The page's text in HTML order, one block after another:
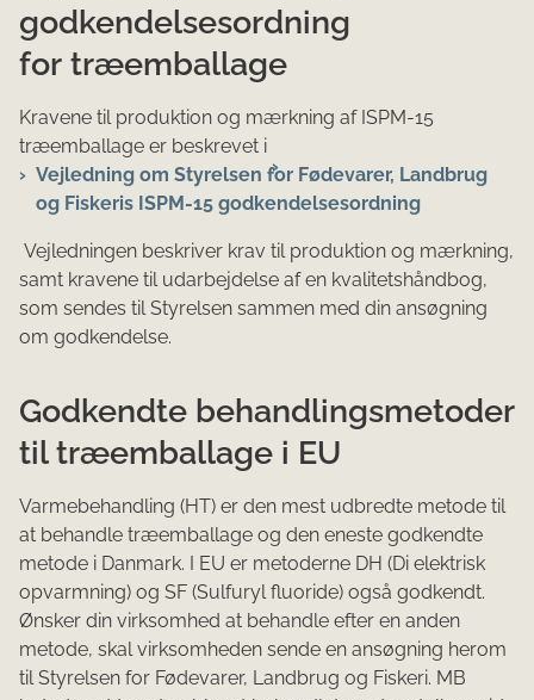
godkendelsesordning
for træemballage
Kravene til produktion og mærkning af ISPM-15
træemballage er beskrevet i
Vejledning om Styrelsen for Fødevarer, Landbrug
og Fiskeris ISPM-15 godkendelsesordning
Vejledningen beskriver krav til produktion og mærkning,
samt kravene til udarbejdelse af en kvalitetshåndbog,
som sendes til Styrelsen sammen med din ansøgning
om godkendelse.
Godkendte behandlingsmetoder
til træemballage i EU
Varmebehandling (HT) er den mest udbredte metode til
at behandle træemballage og den eneste godkendte
metode i Danmark. I EU er metoderne DH (Di elektrisk
opvarmning) og SF (Sulfuryl fluoride) også godkendt.
Ønsker din virksomhed at behandle efter en anden
metode, skal virksomheden sende en ansøgning herom
tilStyrelsen for Fødevarer, Landbrug og Fiskeri. MB